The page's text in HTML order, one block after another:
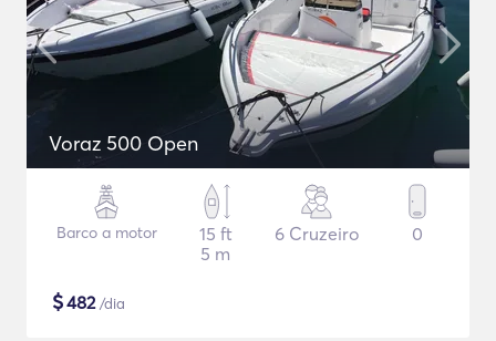
Voraz 500 Open
Barco a motor
15 ft
5 m
6 Cruzeiro 0
$482/dia